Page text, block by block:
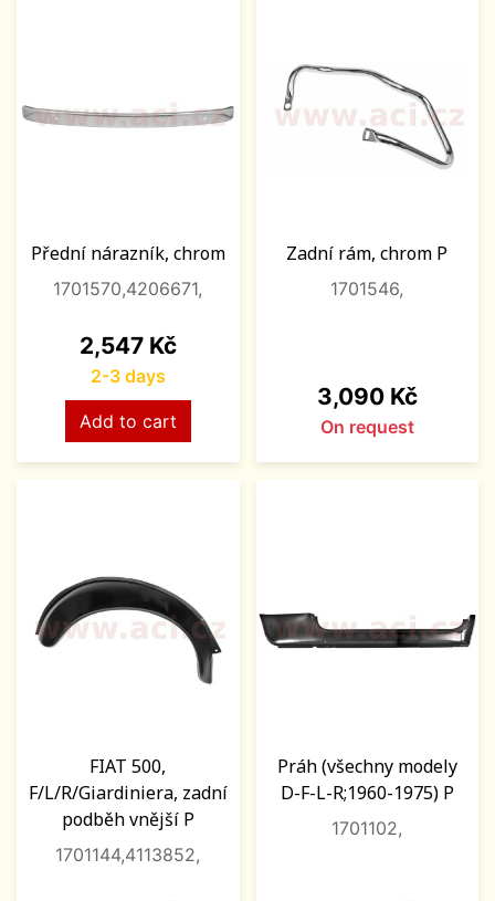
Přední nárazník, chrom
1701570,4206671,
Price
2,547 Kč
2-3 days
Add to cart
Zadní rám, chrom P
1701546,
Price
3,090 Kč
On request
FIAT 500,
F/L/R/Giardiniera, zadní
podběh vnější P
1701144,4113852,
Práh (všechny modely
D-F-L-R;1960-1975) P
1701102,